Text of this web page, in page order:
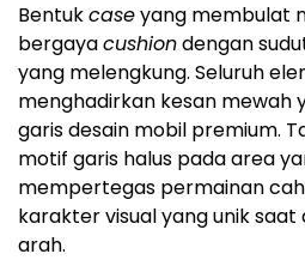
Bentukcaseyang membulat
bergayacushiondengan
yang melengkung. Seluruh
menghadirkan kesan mewah
garis desain mobil premium.
motif garis halus pada area
mempertegas permainan
karakter visual yang unik
arah.